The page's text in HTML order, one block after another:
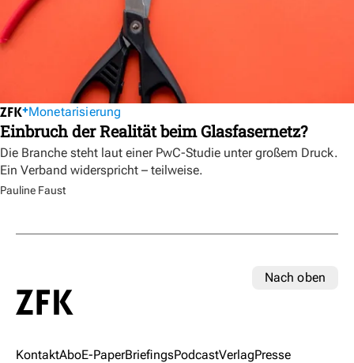
Monetarisierung
Einbruch der Realität beim Glasfasernetz?
Die Branche steht laut einer PwC-Studie unter großem Druck.
Ein Verband widerspricht – teilweise.
Pauline Faust
Nach oben
KontaktAboE-PaperBriefingsPodcastVerlagPresse